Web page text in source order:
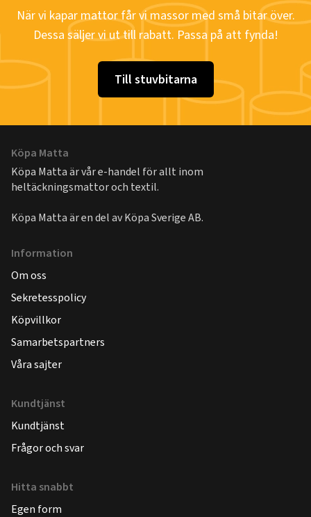
När vi kapar mattor får vi massor med små bitar över.
Dessa säljer vi ut till rabatt. Passa på att fynda!
Till stuvbitarna
Köpa Matta
Köpa Matta är vår e-handel för allt inom
heltäckningsmattor och textil.
Köpa Matta är en del avKöpa Sverige AB.
Information
Om oss
Sekretesspolicy
Köpvillkor
Samarbetspartners
Våra sajter
Kundtjänst
Kundtjänst
Frågor och svar
Hitta snabbt
Egen form